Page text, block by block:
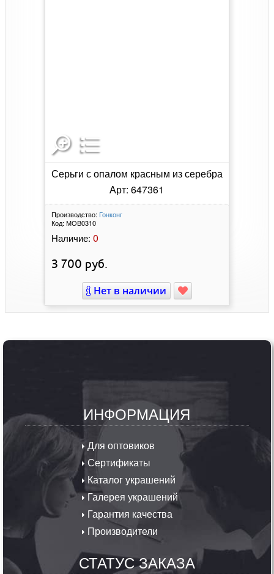
Серьги с опалом красным из серебра
Арт: 647361
Производство: Гонконг
Код: МОВ0310
Наличие: 0
3 700 руб.
Нет в наличии
ИНФОРМАЦИЯ
Для оптовиков
Сертификаты
Каталог украшений
Галерея украшений
Гарантия качества
Производители
СТАТУС ЗАКАЗА